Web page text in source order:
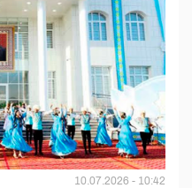
10.07.2026 - 10:42